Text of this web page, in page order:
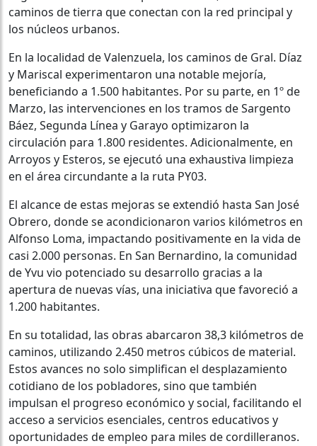
caminos de tierra que conectan con la red principal y
los núcleos urbanos.
En la localidad de Valenzuela, los caminos de Gral. Díaz
y Mariscal experimentaron una notable mejoría,
beneficiando a 1.500 habitantes. Por su parte, en 1º de
Marzo, las intervenciones en los tramos de Sargento
Báez, Segunda Línea y Garayo optimizaron la
circulación para 1.800 residentes. Adicionalmente, en
Arroyos y Esteros, se ejecutó una exhaustiva limpieza
en el área circundante a la ruta PY03.
El alcance de estas mejoras se extendió hasta San José
Obrero, donde se acondicionaron varios kilómetros en
Alfonso Loma, impactando positivamente en la vida de
casi 2.000 personas. En San Bernardino, la comunidad
de Yvu vio potenciado su desarrollo gracias a la
apertura de nuevas vías, una iniciativa que favoreció a
1.200 habitantes.
En su totalidad, las obras abarcaron 38,3 kilómetros de
caminos, utilizando 2.450 metros cúbicos de material.
Estos avances no solo simplifican el desplazamiento
cotidiano de los pobladores, sino que también
impulsan el progreso económico y social, facilitando el
acceso a servicios esenciales, centros educativos y
oportunidades de empleo para miles de cordilleranos.